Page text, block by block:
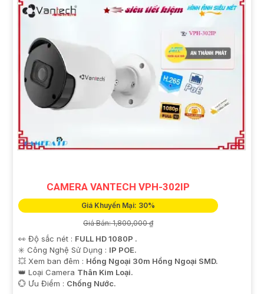
CAMERA VANTECH VPH-302IP
Giá Khuyến Mại: 30%
Giá Bán: 1,800,000 ₫
👀 Độ sắc nét : FULL HD 1080P .
✳️ Công Nghệ Sử Dụng : IP POE.
💥 Xem ban đêm : Hồng Ngoại 30m Hồng Ngoại SMD.
👑 Loại Camera Thân Kim Loại.
️💮 Ưu Điểm : Chống Nước.